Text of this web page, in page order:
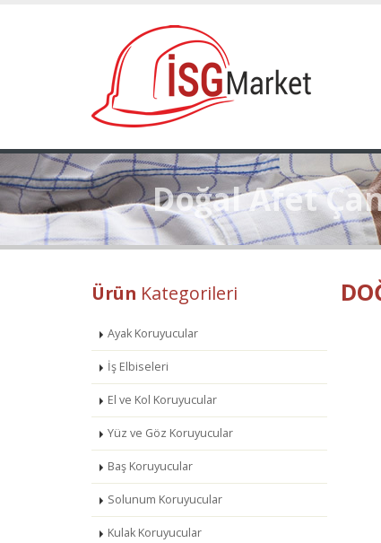
Doğal Afet
Ürün Kategorileri
Ayak Koruyucular
İş Elbiseleri
El ve Kol Koruyucular
Yüz ve Göz Koruyucular
Baş Koruyucular
Solunum Koruyucular
Kulak Koruyucular